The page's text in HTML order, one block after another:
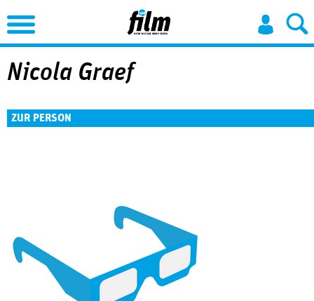
Jump to Navigation
Nicola Graef
ZUR PERSON